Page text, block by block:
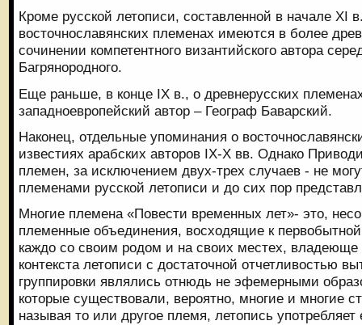
Кроме русской летописи, составленной в начале XI
восточнославянских племенах имеются в более
сочинении компетентного византийского автора
Багрянородного.
Еще раньше, в конце IX в., о древнерусских
западноевропейский автор – Географ Баварский.
Наконец, отдельные упоминания о
известиях арабских авторов IX-X вв. Однако
племен, за исключением двух-трех случаев - не
племенами русской летописи и до сих пор
Многие племена «Повести временных лет»- это,
племенные объединения, восходящие к
каждо со своим родом и на своих местех,
контекста летописи с достаточной отчетливостью
группировки являлись отнюдь не эфемерными
которые существовали, вероятно, многие и многие
называя то или другое племя, летопись